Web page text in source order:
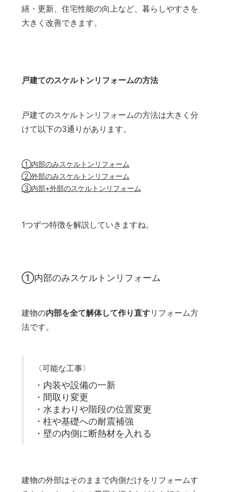
繕・更新、住宅性能の向上など、暮らしやすさを
大きく改善できます。
戸建てのスケルトンリフォームの方法
戸建てのスケルトンリフォームの方法は大きく分
けて以下の3通りがあります。
①内部のみスケルトンリフォーム
②外部のみスケルトンリフォーム
③内部+外部のスケルトンリフォーム
1つずつ特徴を解説していきますね。
①内部のみスケルトンリフォーム
建物の内部を全て解体して作り直すリフォーム方
法です。
〈可能な工事〉
・内装や設備の一新
・間取り変更
・水まわりや階段の位置変更
・柱や基礎への耐震補強
・壁の内側に断熱材を入れる
建物の外部はそのままで内側だけをリフォームす